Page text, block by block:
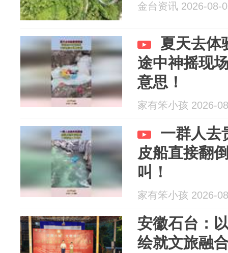
金台资讯 2026-08-
夏天去体
途中神摇现
意思！
家有笨小孩 2026-
一群人去
皮船直接翻
叫！
家有笨小孩 2026-
安徽石台：
绘就文旅融